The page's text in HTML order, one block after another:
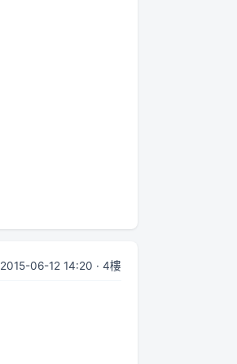
2015-06-12 14:20 · 4樓